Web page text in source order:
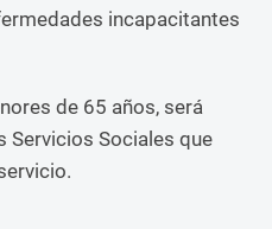
incapacitantes
de 65 años, será
Servicios Sociales que